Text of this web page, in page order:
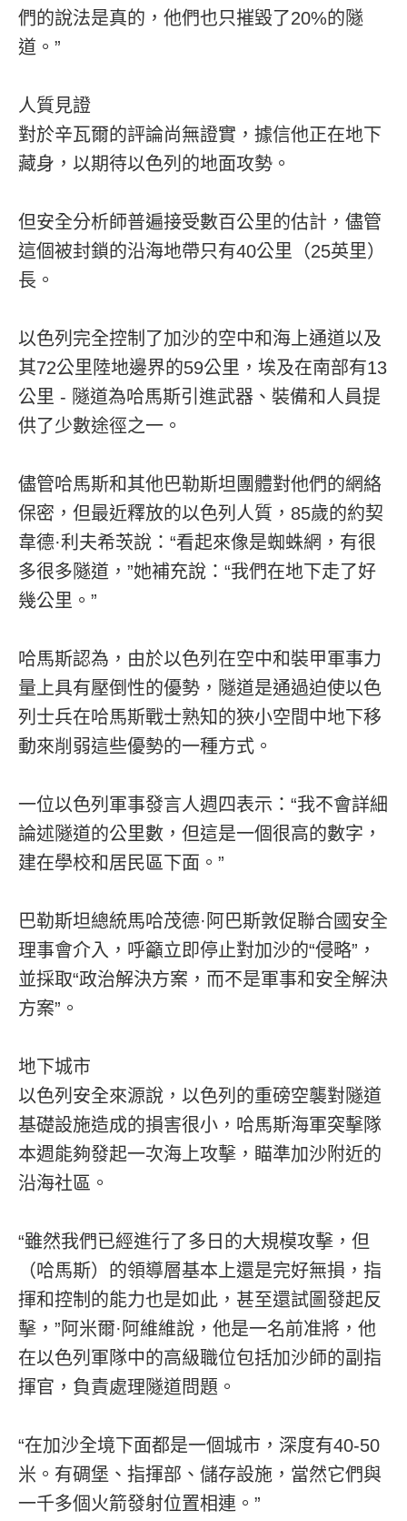
們的說法是真的，他們也只摧毀了20%的隧
道。”
人質見證
對於辛瓦爾的評論尚無證實，據信他正在地下
藏身，以期待以色列的地面攻勢。
但安全分析師普遍接受數百公里的估計，儘管
這個被封鎖的沿海地帶只有40公里（25英里）
長。
以色列完全控制了加沙的空中和海上通道以及
其72公里陸地邊界的59公里，埃及在南部有13
公里 - 隧道為哈馬斯引進武器、裝備和人員提
供了少數途徑之一。
儘管哈馬斯和其他巴勒斯坦團體對他們的網絡
保密，但最近釋放的以色列人質，85歲的約契
韋德·利夫希茨說：“看起來像是蜘蛛網，有很
多很多隧道，”她補充說：“我們在地下走了好
幾公里。”
哈馬斯認為，由於以色列在空中和裝甲軍事力
量上具有壓倒性的優勢，隧道是通過迫使以色
列士兵在哈馬斯戰士熟知的狹小空間中地下移
動來削弱這些優勢的一種方式。
一位以色列軍事發言人週四表示：“我不會詳細
論述隧道的公里數，但這是一個很高的數字，
建在學校和居民區下面。”
巴勒斯坦總統馬哈茂德·阿巴斯敦促聯合國安全
理事會介入，呼籲立即停止對加沙的“侵略”，
並採取“政治解決方案，而不是軍事和安全解決
方案”。
地下城市
以色列安全來源說，以色列的重磅空襲對隧道
基礎設施造成的損害很小，哈馬斯海軍突擊隊
本週能夠發起一次海上攻擊，瞄準加沙附近的
沿海社區。
“雖然我們已經進行了多日的大規模攻擊，但
（哈馬斯）的領導層基本上還是完好無損，指
揮和控制的能力也是如此，甚至還試圖發起反
擊，”阿米爾·阿維維說，他是一名前准將，他
在以色列軍隊中的高級職位包括加沙師的副指
揮官，負責處理隧道問題。
“在加沙全境下面都是一個城市，深度有40-50
米。有碉堡、指揮部、儲存設施，當然它們與
一千多個火箭發射位置相連。”